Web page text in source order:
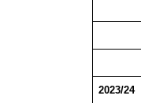
2023/24